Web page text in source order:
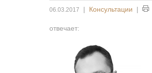
06.03.2017 | Консультации |
отвечает: